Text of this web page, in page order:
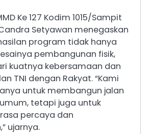
Ke 127 Kodim 1015/Sampit
Setyawan menegaskan
program tidak hanya
pembangunan fisik,
kuatnya kebersamaan dan
TNI dengan Rakyat. “Kami
untuk membangun jalan
tetapi juga untuk
percaya dan
ujarnya.